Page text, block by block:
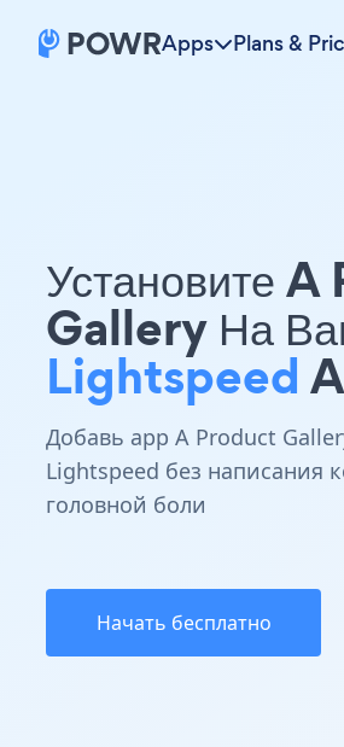
Apps Plans &
Установите
Gallery На
Lightspeed
Добавь app A Product
Lightspeed без написания
головной боли
Начать бесплатно